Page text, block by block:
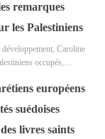
remarques
les Palestiniens
Caroline
occupés,…
européens
suédoises
livres saints